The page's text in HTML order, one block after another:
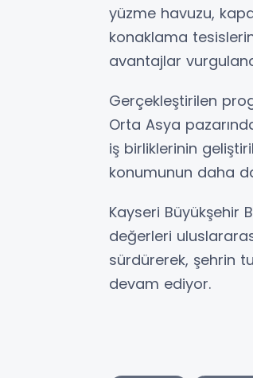
yüzme havuzu,
konaklama
avantajlar
Gerçekleştirilen
Orta Asya
iş birliklerinin
konumunun daha
Kayseri Büyükşehir
değerleri
sürdürerek, şehrin
devam ediyor.